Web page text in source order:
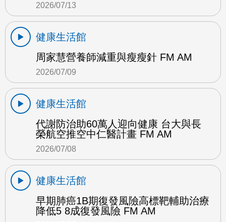
2026/07/13
健康生活館
周家慧營養師減重與瘦瘦針 FM AM
2026/07/09
健康生活館
代謝防治助60萬人迎向健康 台大與長
榮航空推空中仁醫計畫 FM AM
2026/07/08
健康生活館
早期肺癌1B期復發風險高標靶輔助治療
降低5 8成復發風險 FM AM